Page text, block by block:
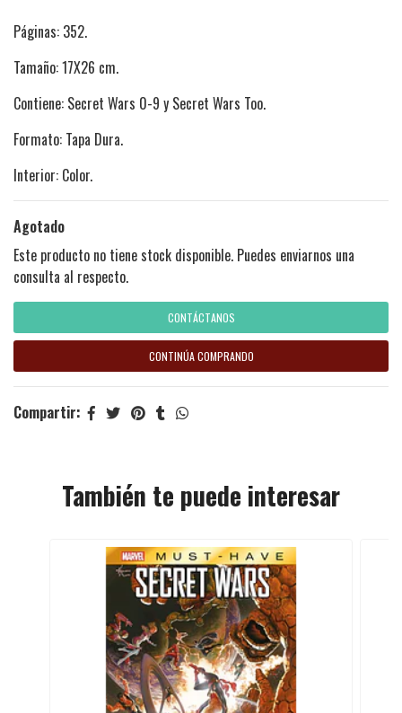
Páginas: 352.
Tamaño: 17X26 cm.
Contiene: Secret Wars 0-9 y Secret Wars Too.
Formato: Tapa Dura.
Interior: Color.
Agotado
Este producto no tiene stock disponible. Puedes enviarnos una
consulta al respecto.
CONTÁCTANOS
CONTINÚA COMPRANDO
Compartir:
También te puede interesar